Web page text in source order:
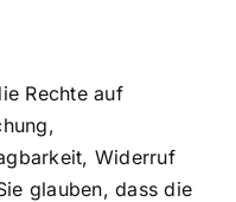
Rechte auf
Widerruf
glauben, dass die